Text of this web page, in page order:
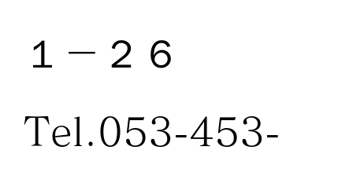
１－２６
Tel.053-453-